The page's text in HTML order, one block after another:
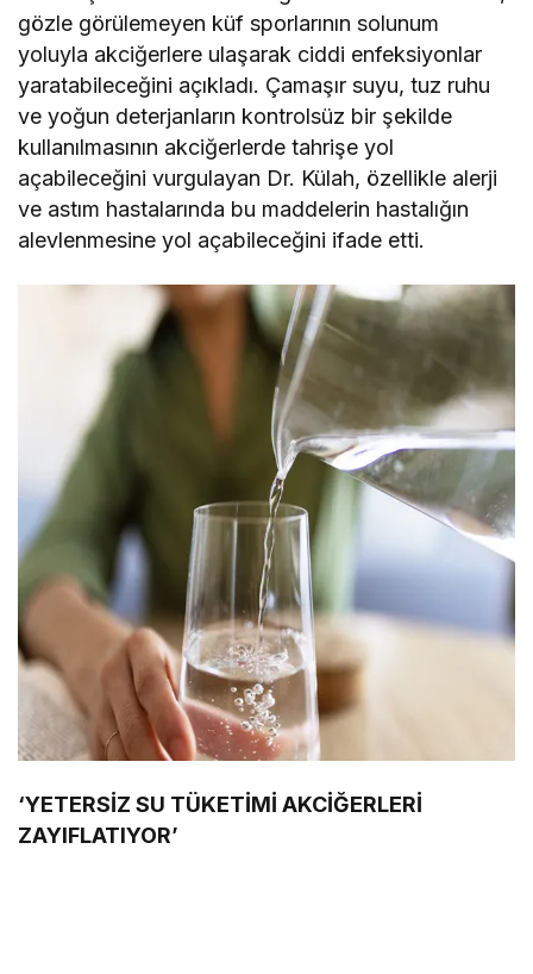
gözle görülemeyen küf sporlarının solunum
yoluyla akciğerlere ulaşarak ciddi enfeksiyonlar
yaratabileceğini açıkladı. Çamaşır suyu, tuz ruhu
ve yoğun deterjanların kontrolsüz bir şekilde
kullanılmasının akciğerlerde tahrişe yol
açabileceğini vurgulayan Dr. Külah, özellikle alerji
ve astım hastalarında bu maddelerin hastalığın
alevlenmesine yol açabileceğini ifade etti.
‘YETERSİZ SU TÜKETİMİ AKCİĞERLERİ
ZAYIFLATIYOR’